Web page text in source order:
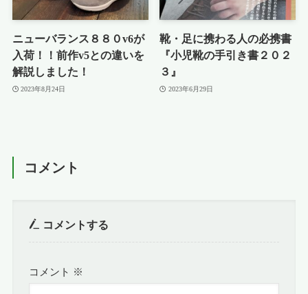
ニューバランス８８０v6が
入荷！！前作v5との違いを
解説しました！
2023年8月24日
靴・足に携わる人の必携書
『小児靴の手引き書２０２
３』
2023年6月29日
コメント
コメントする
コメント ※